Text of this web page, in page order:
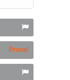
Prova!